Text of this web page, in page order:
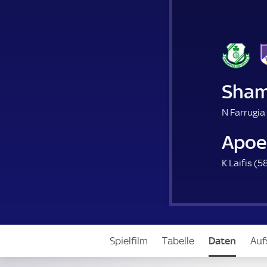
N Farrugia
K Laifis (
Spielfilm Tabelle Daten